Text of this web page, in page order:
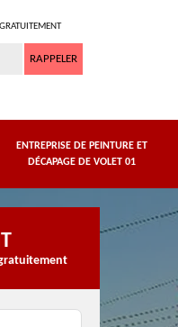
ENTREPRISE DE PEINTURE ET
DÉCAPAGE DE VOLET 01